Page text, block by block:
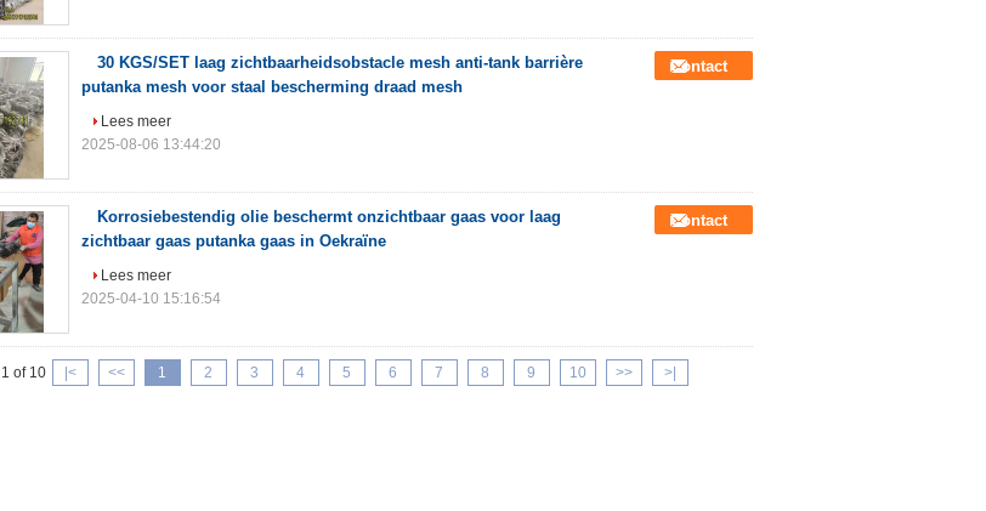
30 KGS/SET laag zichtbaarheidsobstacle mesh anti-tank barrière
putanka mesh voor staal bescherming draad mesh
Contact
Lees meer
2025-08-06 13:44:20
Korrosiebestendig olie beschermt onzichtbaar gaas voor laag
zichtbaar gaas putanka gaas in Oekraïne
Contact
Lees meer
2025-04-10 15:16:54
of 10 |< << 1 2 3 4 5 6 7 8 9 10 >> >|